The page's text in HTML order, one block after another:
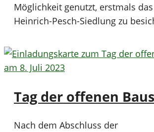
Möglichkeit genutzt, erstmals
Heinrich-Pesch-Siedlung zu
Tag der offenen
Nach dem Abschluss der